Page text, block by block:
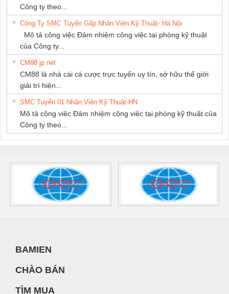
Công ty theo...
Công Ty SMC Tuyển Gấp Nhân Viên Kỹ Thuật- Hà Nội
Mô tả công việc Đảm nhiệm công việc tại phòng kỹ thuật
của Công ty...
CM88 jp net
CM88 là nhà cái cá cược trực tuyến uy tín, sở hữu thế giới
giải trí hiện...
SMC Tuyển 01 Nhân Viên Kỹ Thuật-HN
Mô tả công việc Đảm nhiệm công việc tại phòng kỹ thuật của
Công ty theo...
BAMIEN
CHÀO BÁN
TÌM MUA